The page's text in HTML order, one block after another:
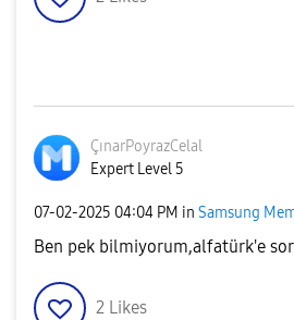
ÇınarPoyrazCelal
Expert Level 5
‎07-02-2025 04:04 PM in Samsung
Ben pek bilmiyorum,alfatürk'e
2 Likes